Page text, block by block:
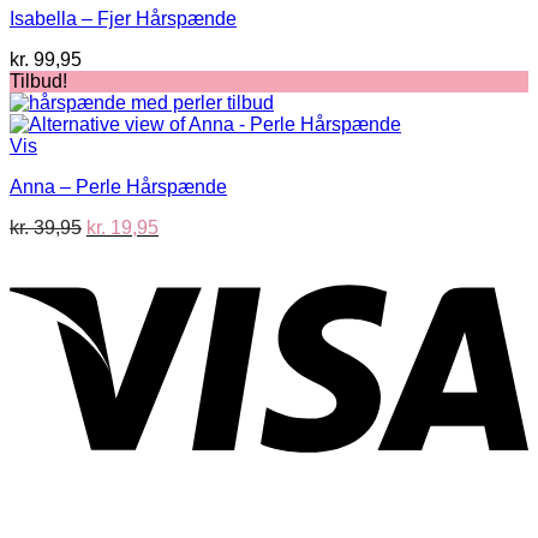
Isabella – Fjer Hårspænde
kr. 99,95
Tilbud!
Vis
Anna – Perle Hårspænde
kr.39,95 Den
var:
kr. 39,95.
kr. 19,95
er:
kr. 19,95.